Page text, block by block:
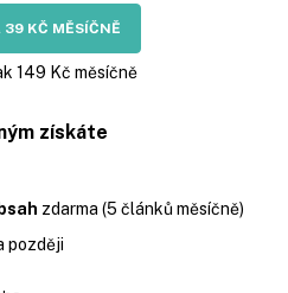
39 KČ MĚSÍČNĚ
149 Kč měsíčně
získáte
zdarma (5 článků měsíčně)
později